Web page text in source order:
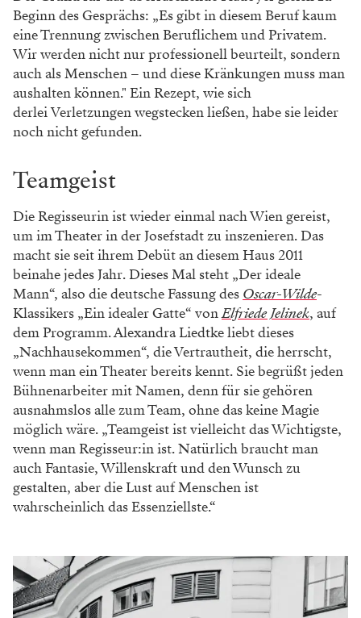
Beginn des Gesprächs: „Es gibt in diesem Beruf kaum
eine Trennung zwischen Beruflichem und Privatem.
Wir werden nicht nur professionell beurteilt, sondern
auch als Menschen – und diese Kränkungen muss man
aushalten können." Ein Rezept, wie sich
derlei Verletzungen wegstecken ließen, habe sie leider
noch nicht gefunden.